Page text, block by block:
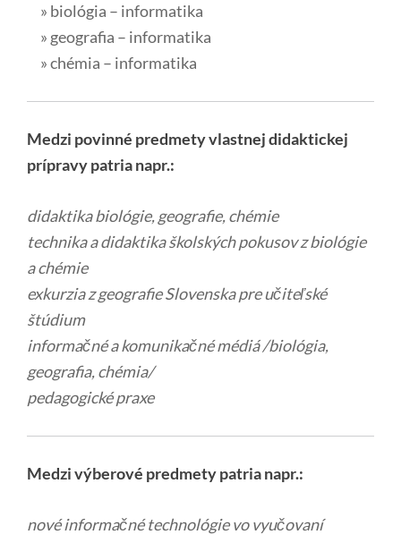
» biológia – informatika
» geografia – informatika
» chémia – informatika
Medzi povinné predmety vlastnej didaktickej
prípravy patria napr.:
didaktika biológie, geografie, chémie
technika a didaktika školských pokusov z biológie
a chémie
exkurzia z geografie Slovenska pre učiteľské
štúdium
informačné a komunikačné médiá /biológia,
geografia, chémia/
pedagogické praxe
Medzi výberové predmety patria napr.:
nové informačné technológie vo vyučovaní